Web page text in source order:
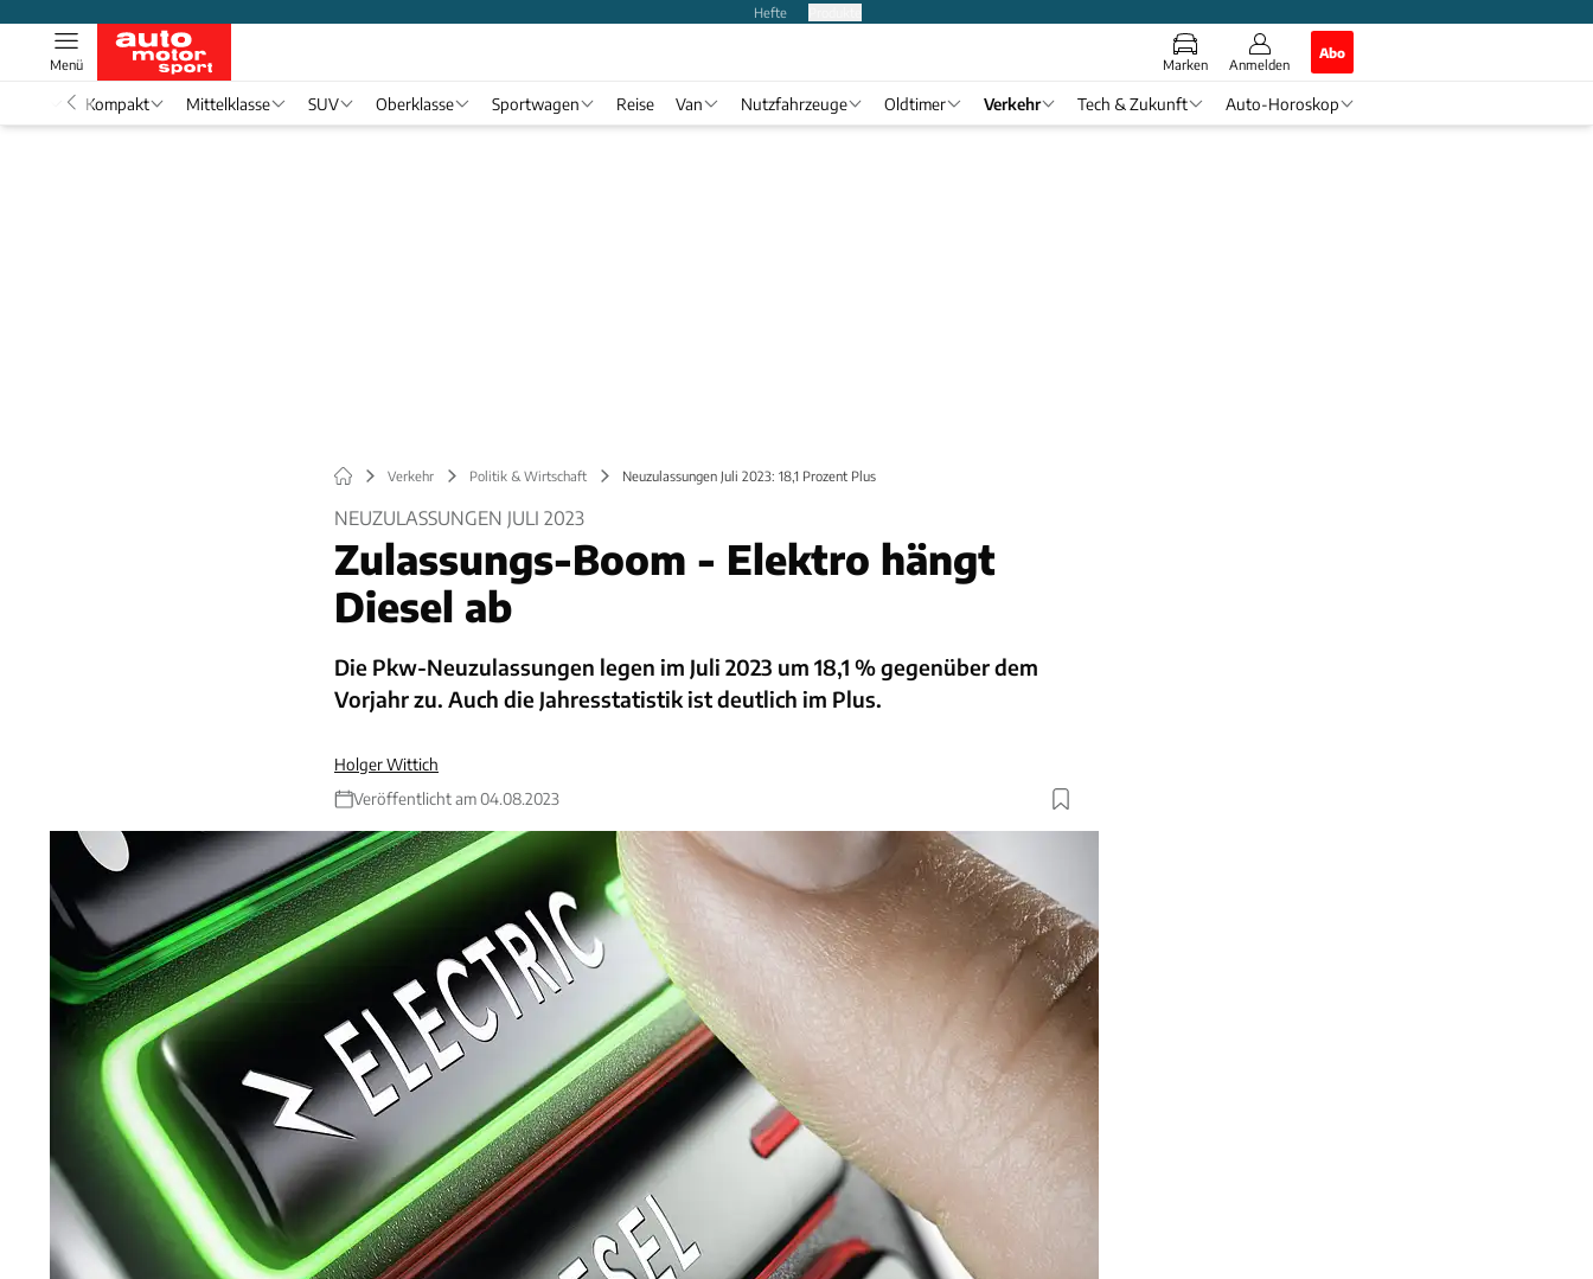
Hefte
Marken Anmelden
Abo
Menü
Kompakt Mittelklasse SUV Oberklasse Sportwagen Reise Van Nutzfahrzeuge Oldtimer Verkehr Tech & Zukunft Auto-Horoskop
Verkehr Politik & Wirtschaft Neuzulassungen Juli 2023: 18,1 Prozent Plus
NEUZULASSUNGEN JULI 2023
Zulassungs-Boom - Elektro hängt
Diesel ab
Die Pkw-Neuzulassungen legen im Juli 2023 um 18,1 % gegenüber dem
Vorjahr zu. Auch die Jahresstatistik ist deutlich im Plus.
Holger Wittich
Veröffentlicht am 04.08.2023